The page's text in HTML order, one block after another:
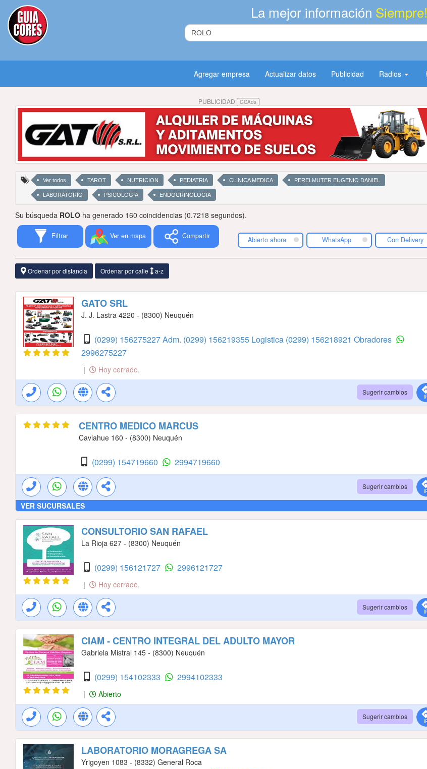
La mejor información Siempre!
Agregar empresa Actualizar datos Publicidad Radios
PUBLICIDAD GCAds
Ver todos TAROT NUTRICION PEDIATRIA CLINICA MEDICA PERELMUTER EUGENIO DANIEL
LABORATORIO PSICOLOGIA ENDOCRINOLOGIA
Su búsqueda ROLO ha generado 160 coincidencias (0.7218 segundos).
Filtrar Ver en mapa Compartir Abierto ahora WhatsApp Con Delivery
Ordenar por distancia Ordenar por calle a-z
GATO SRL
J. J. Lastra 4220 - (8300) Neuquén
(0299) 156275227 Adm. (0299) 156219355 Logistica (0299) 156218921 Obradores
2996275227
| Hoy cerrado.
Sugerir cambios
CENTRO MEDICO MARCUS
Caviahue 160 - (8300) Neuquén
(0299) 154719660 2994719660
Sugerir cambios
VER SUCURSALES
CONSULTORIO SAN RAFAEL
La Rioja 627 - (8300) Neuquén
(0299) 156121727 2996121727
| Hoy cerrado.
Sugerir cambios
CIAM - CENTRO INTEGRAL DEL ADULTO MAYOR
Gabriela Mistral 145 - (8300) Neuquén
(0299) 154102333 2994102333
| Abierto
Sugerir cambios
LABORATORIO MORAGREGA SA
Yrigoyen 1083 - (8332) General Roca